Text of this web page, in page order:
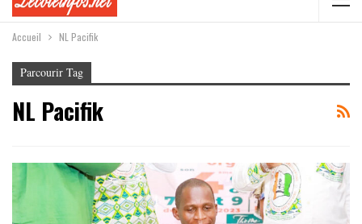
Accueil NL Pacifik
Parcourir Tag
NL Pacifik